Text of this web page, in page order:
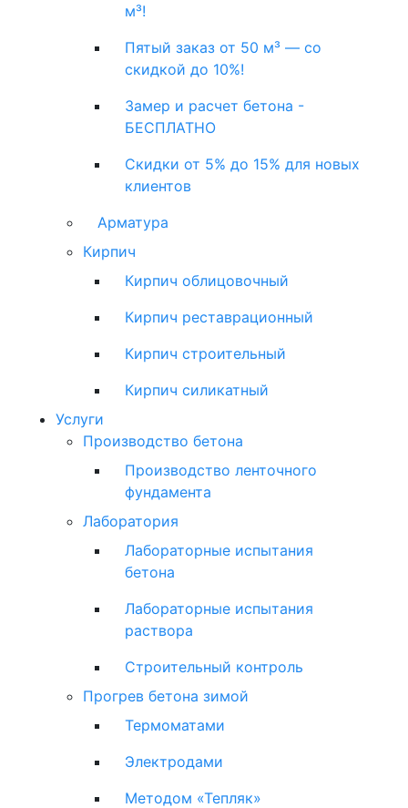
м³!
Пятый заказ от 50 м³ — со
скидкой до 10%!
Замер и расчет бетона -
БЕСПЛАТНО
Скидки от 5% до 15% для новых
клиентов
Арматура
Кирпич
Кирпич облицовочный
Кирпич реставрационный
Кирпич строительный
Кирпич силикатный
Услуги
Производство бетона
Производство ленточного
фундамента
Лаборатория
Лабораторные испытания
бетона
Лабораторные испытания
раствора
Строительный контроль
Прогрев бетона зимой
Термоматами
Электродами
Методом «Тепляк»